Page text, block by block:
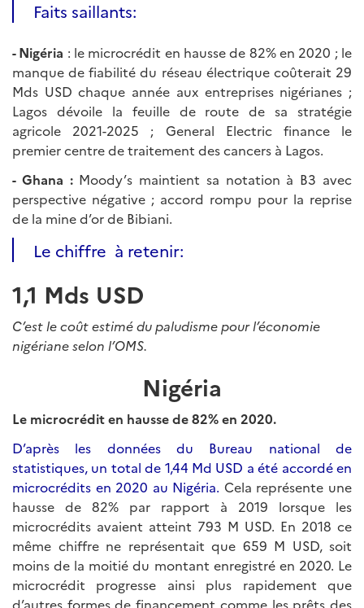
Faits saillants:
- Nigéria : le microcrédit en hausse de 82% en 2020 ; le
manque de fiabilité du réseau électrique coûterait 29
Mds USD chaque année aux entreprises nigérianes ;
Lagos dévoile la feuille de route de sa stratégie
agricole 2021-2025 ; General Electric finance le
premier centre de traitement des cancers à Lagos.
- Ghana : Moody’s maintient sa notation à B3 avec
perspective négative ; accord rompu pour la reprise
de la mine d’or de Bibiani.
Le chiffre à retenir:
1,1 Mds USD
C’est le coût estimé du paludisme pour l’économie
nigériane selon l’OMS.
Nigéria
Le microcrédit en hausse de 82% en 2020.
D’après les données du Bureau national de
statistiques, un total de 1,44 Md USD a été accordé en
microcrédits en 2020 au Nigéria. Cela représente une
hausse de 82% par rapport à 2019 lorsque les
microcrédits avaient atteint 793 M USD. En 2018 ce
même chiffre ne représentait que 659 M USD, soit
moins de la moitié du montant enregistré en 2020. Le
microcrédit progresse ainsi plus rapidement que
d’autres formes de financement comme les prêts des